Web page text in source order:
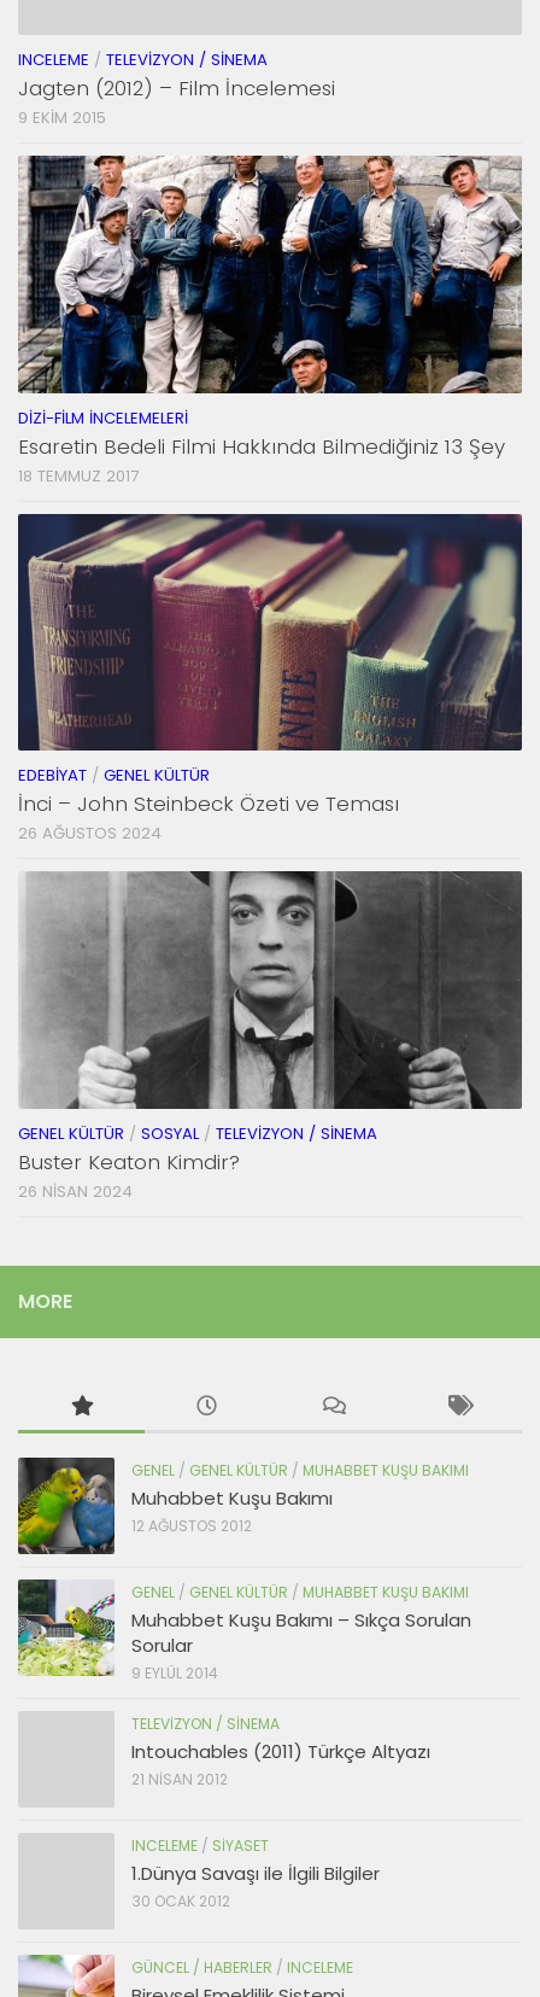
INCELEME / TELEVIZYON / SINEMA
Jagten (2012) – Film İncelemesi
9 EKIM 2015
DIZI-FILM İNCELEMELERI
Esaretin Bedeli Filmi Hakkında Bilmediğiniz 13 Şey
18 TEMMUZ 2017
EDEBIYAT / GENEL KÜLTÜR
İnci – John Steinbeck Özeti ve Teması
26 AĞUSTOS 2024
GENEL KÜLTÜR / SOSYAL/ TELEVIZYON / SINEMA
Buster Keaton Kimdir?
26 NISAN 2024
MORE
GENEL / GENEL KÜLTÜR / MUHABBET KUŞU BAKIMI
Muhabbet Kuşu Bakımı
12 AĞUSTOS 2012
GENEL / GENEL KÜLTÜR / MUHABBET KUŞU BAKIMI
Muhabbet Kuşu Bakımı – Sıkça Sorulan
Sorular
9 EYLÜL 2014
TELEVIZYON / SINEMA
Intouchables (2011) Türkçe Altyazı
21 NISAN 2012
INCELEME / SIYASET
1.Dünya Savaşı ile İlgili Bilgiler
30 OCAK 2012
GÜNCEL / HABERLER / INCELEME